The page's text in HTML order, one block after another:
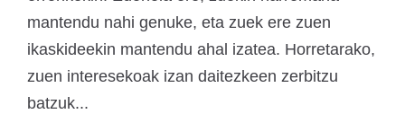
mantendu nahi genuke, eta zuek ere zuen
ikaskideekin mantendu ahal izatea. Horretarako,
zuen interesekoak izan daitezkeen zerbitzu
batzuk...